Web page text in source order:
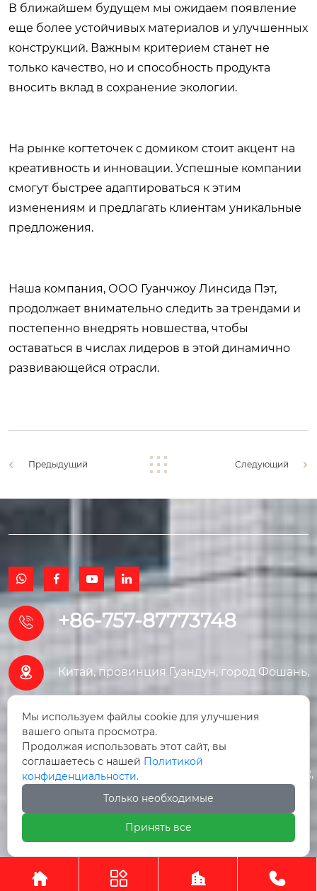
В ближайшем будущем мы ожидаем появление
еще более устойчивых материалов и улучшенных
конструкций. Важным критерием станет не
только качество, но и способность продукта
вносить вклад в сохранение экологии.
На рынке когтеточек с домиком стоит акцент на
креативность и инновации. Успешные компании
смогут быстрее адаптироваться к этим
изменениям и предлагать клиентам уникальные
предложения.
Наша компания, ООО Гуанчжоу Линсида Пэт,
продолжает внимательно следить за трендами и
постепенно внедрять новшества, чтобы
оставаться в числах лидеров в этой динамично
развивающейся отрасли.
Предыдущий Следующий
   
 +86-757-87773748
 Китай, провинция Гуандун, город Фошань,
Наньфэн, дом 8, Торговый центр
строительных материалов Наньфэн, 1 этаж,
Авторское право©ООО Гуанчжоу Линсида Пэт
   
Мы используем файлы cookie для улучшения
вашего опыта просмотра.
Продолжая использовать этот сайт, вы
соглашаетесь с нашей Политикой
конфиденциальности.
Только необходимые
Принять все